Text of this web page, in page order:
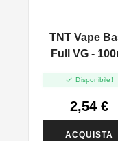
TNT Vape
Full VG -
 Disponibile!
2,54 €
ACQUISTA